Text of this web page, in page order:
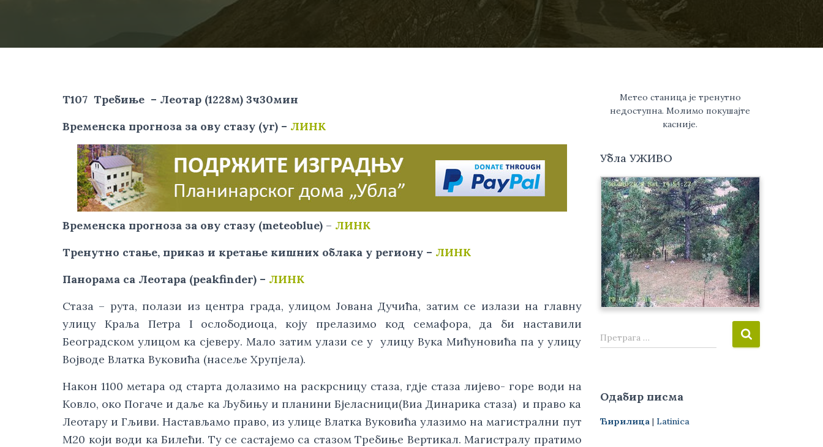
T107 Требиње – Леотар (1228м) 3ч30мин
Временска прогноза за ову стазу (yr) – ЛИНК
Временска прогноза за ову стазу (meteoblue) – ЛИНК
Тренутно стање, приказ и кретање кишних облака у региону – ЛИНК
Панорама са Леотара (peakfinder) – ЛИНК
Стаза – рута, полази из центра града, улицом Јована Дучића, затим се излази на главну
улицу Краља Петра I ослободиоца, коју прелазимо код семафора, да би наставили
Београдском улицом ка сјеверу. Мало затим улази се у улицу Вука Мићуновића па у улицу
Војводе Влатка Вуковића (насеље Хрупјела).
Након 1100 метара од старта долазимо на раскрсницу стаза, гдје стаза лијево- горе води на
Ковло, око Погаче и даље ка Љубињу и планини Бјеласници(Виа Динарика стаза) и право ка
Леотару и Гљиви. Настављамо право, из улице Влатка Вуковића улазимо на магистрални пут
М20 који води ка Билећи. Ту се састајемо са стазом Требиње Вертикал. Магистралу пратимо
Метео станица је тренутно
недоступна. Молимо покушајте
касније.
Убла УЖИВО
П
р
а
а
Претрага …
Одабир писма
Ћирилица | Latinica